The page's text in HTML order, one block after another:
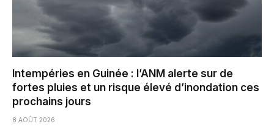
Intempéries en Guinée : l’ANM alerte sur de
fortes pluies et un risque élevé d’inondation ces
prochains jours
8 AOÛT 2026